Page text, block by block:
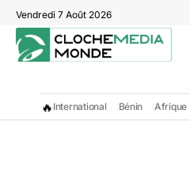
Vendredi 7 Août 2026
🔥 International Bénin Afrique